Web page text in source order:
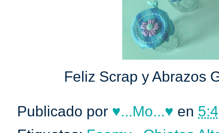
Feliz Scrap y Abrazos
Publicado por ♥...Mo...♥ en